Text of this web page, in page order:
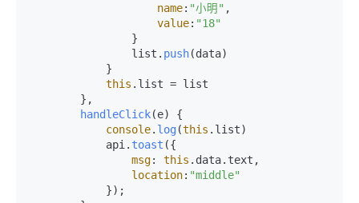
name: "小明" ,
value: "18"
                list.
push(data)
this . list = list
handleClick(e) {
console. log (this . list)
            api.
toast ({
msg: this . data. text ,
location: "middle"